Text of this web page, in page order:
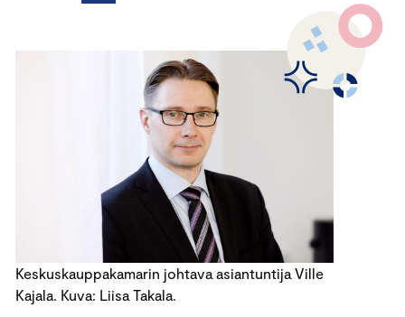
Keskuskauppakamarin johtava asiantuntija Ville
Kajala. Kuva: Liisa Takala.